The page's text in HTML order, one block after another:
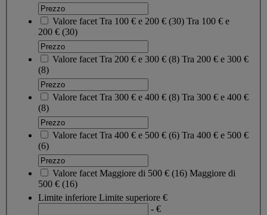
Valore facet Tra 100 € e 200 € (30) Tra 100 € e
200 € (30)
Valore facet Tra 200 € e 300 € (8) Tra 200 € e 300 €
(8)
Valore facet Tra 300 € e 400 € (8) Tra 300 € e 400 €
(8)
Valore facet Tra 400 € e 500 € (6) Tra 400 € e 500 €
(6)
Valore facet Maggiore di 500 € (16) Maggiore di
500 € (16)
Limite inferiore Limite superiore €
- €